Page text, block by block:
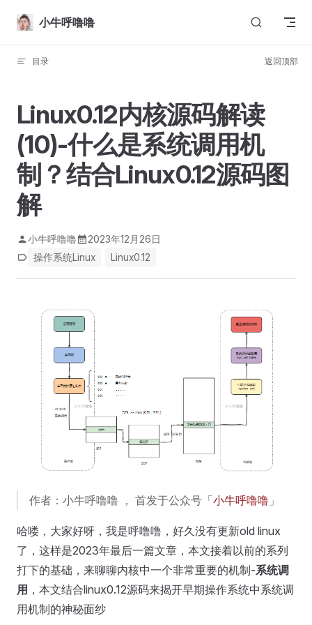
Skip to content
小牛呼噜噜
目录 返回顶部
Linux0.12内核源码解读
(10)-什么是系统调用机
制？结合Linux0.12源码图
解
小牛呼噜噜 2023年12月26日
操作系统Linux Linux0.12
作者：小牛呼噜噜 ， 首发于公众号「小牛呼噜噜 」
哈喽，大家好呀，我是呼噜噜，好久没有更新old linux
了，这样是2023年最后一篇文章，本文接着以前的系列
打下的基础，来聊聊内核中一个非常重要的机制-系统调
用 ，本文结合linux0.12源码来揭开早期操作系统中系统调
用机制的神秘面纱